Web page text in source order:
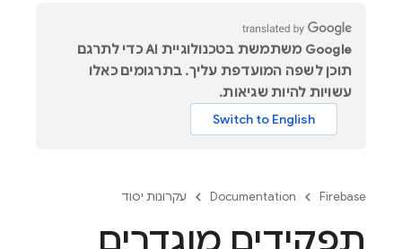
‫Google משתמשת בטכנולוגיית AI כדי לתרגם
תוכן לשפה המועדפת עליך. בתרגומים כאלו
עשויות להיות שגיאות.
Firebase
Documentation עקרונות יסוד
תפקידים מוגדרים